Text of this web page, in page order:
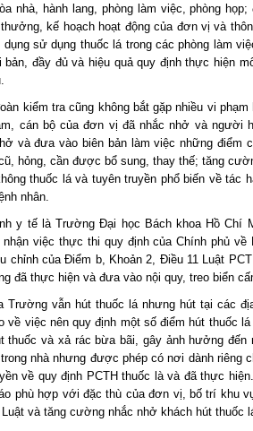
nhà, hành lang, phòng làm việc, phòng
kế hoạch hoạt động của đơn vị và
sử dụng thuốc lá trong các phòng làm
đầy đủ và hiệu quả quy định thực hiện
kiểm tra cũng không bắt gặp nhiều vi
cán bộ của đơn vị đã nhắc nhở và người
và đưa vào biên bản làm việc những điểm
hỏng, cần được bổ sung, thay thế; tăng
thuốc lá và tuyên truyền phổ biến về tác
nhân.
y tế là Trường Đại học Bách khoa Hồ Chí
nhận việc thực thi quy định của Chính phủ
chỉnh của Điểm b, Khoản 2, Điều 11 Luật
đã thực hiện và đưa vào nội quy, treo biển
Trường vẫn hút thuốc lá nhưng hút tại các
về việc nên quy định một số điểm hút thuốc
thuốc và xả rác bừa bãi, gây ảnh hưởng
nhà nhưng được phép có nơi dành riêng
về quy định PCTH thuốc là và đã thực
phù hợp với đặc thù của đơn vị, bố trí khu
và tăng cường nhắc nhở khách hút thuốc